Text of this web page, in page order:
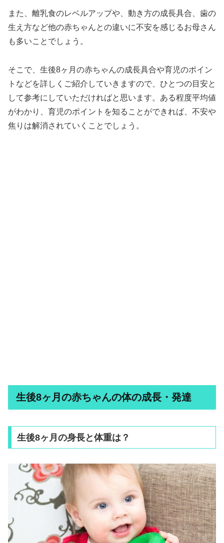
また、離乳食のレベルアップや、動き方の成長具合、歯の
生え方など他の赤ちゃんとの違いに不安を感じるお母さん
も多いことでしょう。
そこで、生後8ヶ月の赤ちゃんの成長具合や育児のポイン
トなどを詳しくご紹介していきますので、ひとつの目安と
して参考にしていただければと思います。ある程度平均値
がわかり、育児のポイントを知ることができれば、不安や
焦りは解消されていくことでしょう。
生後8ヶ月の赤ちゃんの体の成長・発達
生後8ヶ月の身長と体重は？